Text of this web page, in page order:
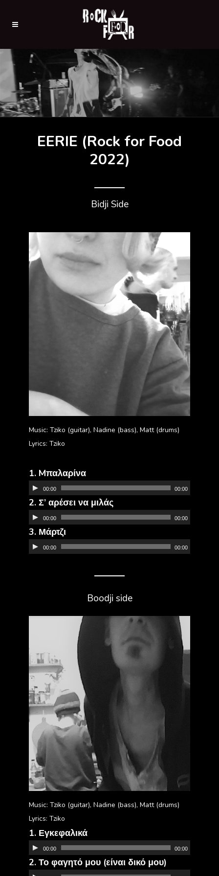
EERIE (Rock for Food
2022)
Bidji Side
Music: Tziko (guitar), Nadine (bass), Matt (drums)
Lyrics: Tziko
1. Mπαλαρίνα
Πρόγραμμα
Αναπαραγωγής
Ήχου
00:00 00:00
2. Σ’ αρέσει να μιλάς
Αναπαραγωγής
00:00 00:00
3. Μάρτζι
Αναπαραγωγής
00:00 00:00
Boodji side
Music: Tziko (guitar), Nadine (bass), Matt (drums)
Lyrics: Tziko
1. Εγκεφαλικά
Πρόγραμμα
Αναπαραγωγής
Ήχου
00:00 00:00
2. Το φαγητό μου (είναι δικό μου)